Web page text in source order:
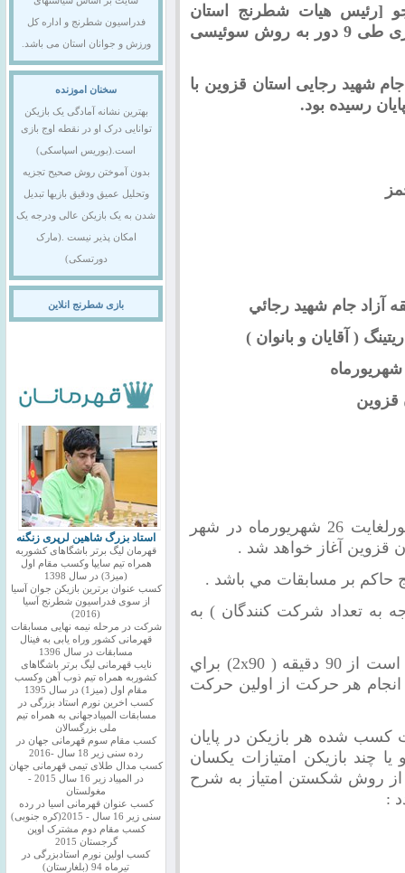
[رئیس هیات شطرنج استان
قزوین] و سرداوری داور بین المللی اکبر باقری طی 9 دور به روش سوئیسی
شهید رجایی استان قزوین با
رسیده بود.
آزاد جام شهيد رجائي
قزوين
شهريورلغايت 26 شهريورماه در شهر
قزوين آغاز خواهد شد .
حاكم بر مسابقات مي باشد .
به تعداد شركت كنندگان ) به
دقيقه ( 90 x 2) براي
به ازاء انجام هر حركت از اولين حركت
كسب شده هر بازيكن در پايان
چند بازيكن امتيازات يكسان
از روش شكستن امتياز به شرح
:
سایت بر اساس سیاستهای
فدراسیون شطرنج و اداره کل
ورزش و جوانان استان می باشد.
سخنان اموزنده
بهترین نشانه آمادگی یک بازیکن
توانایی درک او در نقطه اوج بازی
است.(بوریس اسپاسکی)
بدون آموختن روش صحیح تجزیه
وتحلیل عمیق ودقیق بازیها تبدیل
شدن به یک بازیکن عالی ودرجه یک
امکان پذیر نیست .(مارک
دورتسکی)
بازی شطرنج انلاین
استاد بزرگ شاهین لرپری زنگنه
قهرمان لیگ برتر باشگاهای کشوربه
همراه تیم سایپا وکسب مقام اول
(میز3) در سال 1398
کسب عنوان برترین بازیکن جوان آسیا
از سوی فدراسیون شطرنج آسیا
(2016)
شرکت در مرحله نیمه نهایی مسابقات
قهرمانی کشور وراه یابی به فینال
مسابقات در سال 1396
نایب قهرمانی لیگ برتر باشگاهای
کشوربه همراه تیم ذوب آهن وکسب
مقام اول (میز1) در سال 1395
کسب اخرین نورم استاد بزرگی در
مسابقات المپیادجهانی به همراه تیم
ملی بزرگسالان
کسب مقام سوم قهرمانی جهان در
رده سنی زیر 18 سال -2016
کسب مدال طلای تیمی قهرمانی جهان
در المپیاد زیر 16 سال 2015 -
مغولستان
کسب عنوان قهرمانی اسیا در رده
سنی زیر 16 سال - 2015(کره جنوبی)
کسب مقام دوم مشترک اوپن
گرجستان 2015
کسب اولین نورم استادبزرگی در
تیرماه 94 (بلغارستان)